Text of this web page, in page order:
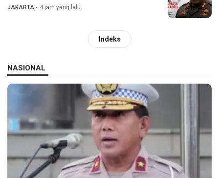
JAKARTA 4 jam yang lalu
Indeks
NASIONAL